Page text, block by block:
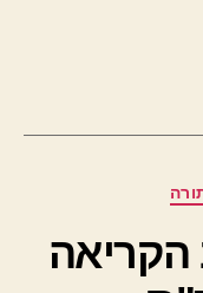
הקריאה